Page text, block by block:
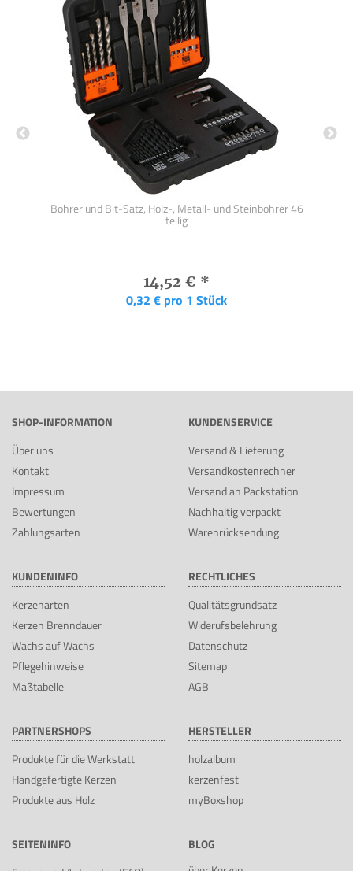
Bohrer und Bit-Satz, Holz-, Metall- und Steinbohrer 46
teilig
14,52 € *
0,32 € pro 1 Stück
SHOP-INFORMATION
Über uns
Kontakt
Impressum
Bewertungen
Zahlungsarten
KUNDENSERVICE
Versand & Lieferung
Versandkostenrechner
Versand an Packstation
Nachhaltig verpackt
Warenrücksendung
KUNDENINFO
Kerzenarten
Kerzen Brenndauer
Wachs auf Wachs
Pflegehinweise
Maßtabelle
RECHTLICHES
Qualitätsgrundsatz
Widerufsbelehrung
Datenschutz
Sitemap
AGB
PARTNERSHOPS
Produkte für die Werkstatt
Handgefertigte Kerzen
Produkte aus Holz
HERSTELLER
holzalbum
kerzenfest
myBoxshop
SEITENINFO
BLOG